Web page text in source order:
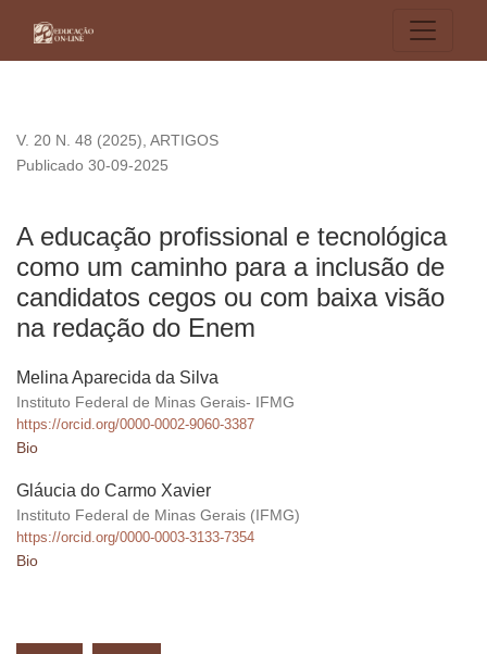
V. 20 N. 48 (2025), ARTIGOS
A educação profissional e tecnológica
como um caminho para a inclusão de
candidatos cegos ou com baixa visão
na redação do Enem
Publicado 30-09-2025
Melina Aparecida da Silva
Instituto Federal de Minas Gerais- IFMG
https://orcid.org/0000-0002-9060-3387
Bio
Gláucia do Carmo Xavier
Instituto Federal de Minas Gerais (IFMG)
https://orcid.org/0000-0003-3133-7354
Bio